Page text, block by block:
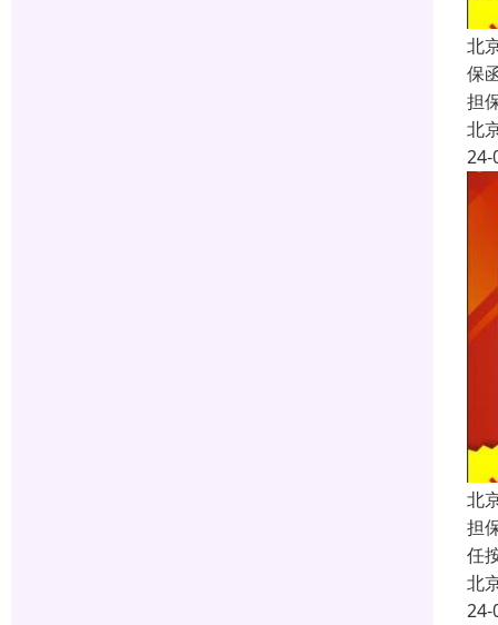
北
保
担
北
24-
北
担
任
北
24-